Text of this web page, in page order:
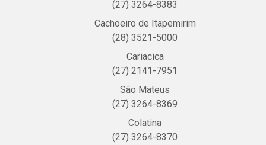
(27) 3264-8383
Cachoeiro de Itapemirim
(28) 3521-5000
Cariacica
(27) 2141-7951
São Mateus
(27) 3264-8369
Colatina
(27) 3264-8370